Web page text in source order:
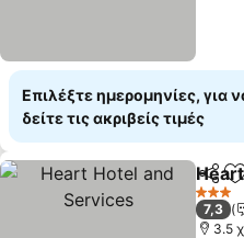
Επιλέξτε ημερομηνίες, για
δείτε τις ακριβείς τιμές
3
7,3
3.5